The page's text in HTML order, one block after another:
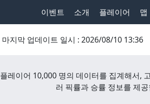
이벤트 소개 플레이어 맵
마지막 업데이트 일시 : 2026/08/10 13:36
플레이어 10,000 명의 데이터를 집계해서,
러 픽률과 승률 정보를 제